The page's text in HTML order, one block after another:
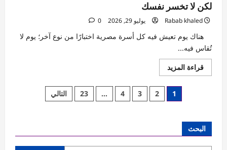
لكن لا تخسر نفسك
Rabab khaled يوليو 29, 2026 0
هناك يوم تعيش فيه كل أسرة مصرية اختبارًا من نوع آخر؛ يوم لا
تُقاس فيه...
قراءة المزيداقرأ
المزيد
هانى
سليم
يكتب
معركة،
لكن
تعدد
المقالات
1
2
3
4
…
23 التالي
البحث